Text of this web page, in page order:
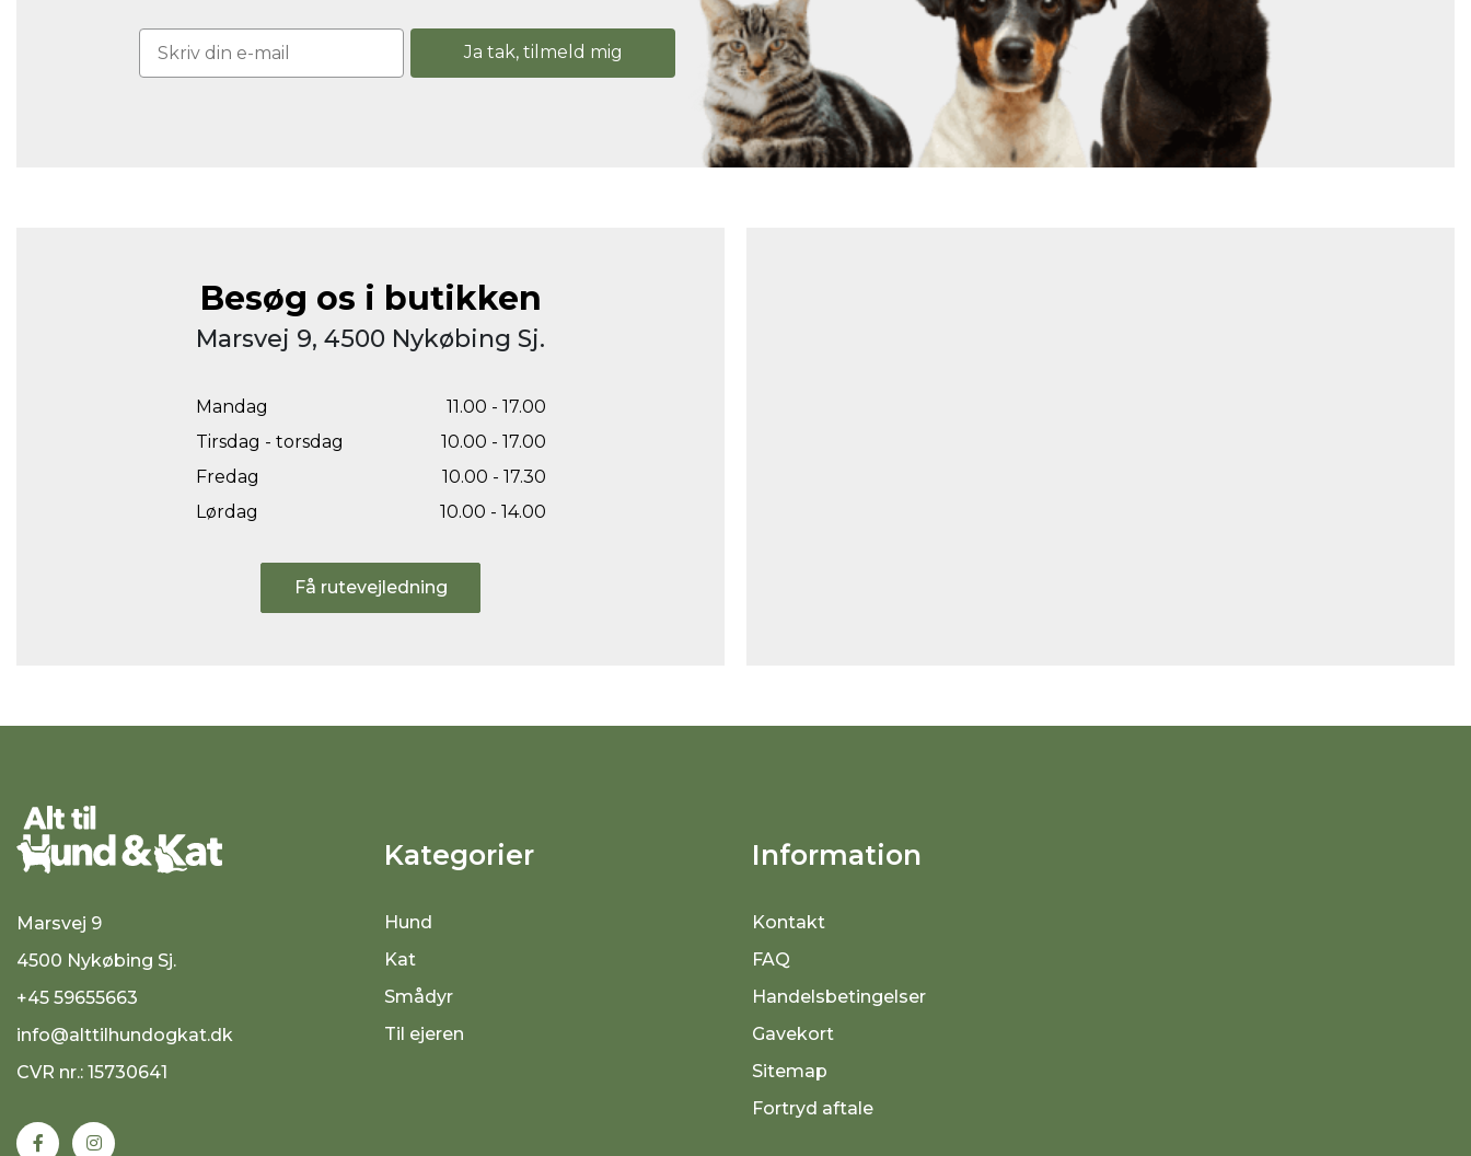
Ja tak, tilmeld mig
Besøg os i butikken
Marsvej 9, 4500 Nykøbing Sj.
Mandag
11.00 - 17.00
Tirsdag - torsdag
10.00 - 17.00
Fredag
10.00 - 17.30
Lørdag
10.00 - 14.00
Få rutevejledning
Marsvej 9
4500 Nykøbing Sj.
+45 59655663
info@alttilhundogkat.dk
CVR nr.: 15730641
Kategorier
Hund
Kat
Smådyr
Til ejeren
Information
Kontakt
FAQ
Handelsbetingelser
Gavekort
Sitemap
Fortryd aftale